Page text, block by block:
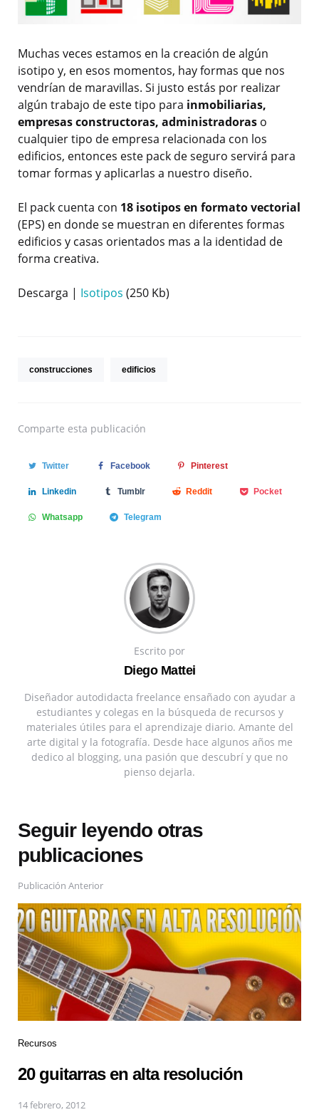
Muchas veces estamos en la creación de algún
isotipo y, en esos momentos, hay formas que nos
vendrían de maravillas. Si justo estás por realizar
algún trabajo de este tipo para inmobiliarias,
empresas constructoras, administradoras o
cualquier tipo de empresa relacionada con los
edificios, entonces este pack de seguro servirá para
tomar formas y aplicarlas a nuestro diseño.
El pack cuenta con 18 isotipos en formato vectorial
(EPS) en donde se muestran en diferentes formas
edificios y casas orientados mas a la identidad de
forma creativa.
Descarga | Isotipos (250 Kb)
construcciones edificios
Comparte esta publicación
Twitter Facebook Pinterest
Linkedin Tumblr Reddit Pocket
Whatsapp Telegram
Escrito por
Diego Mattei
Diseñador autodidacta freelance ensañado con ayudar a
estudiantes y colegas en la búsqueda de recursos y
materiales útiles para el aprendizaje diario. Amante del
arte digital y la fotografía. Desde hace algunos años me
dedico al blogging, una pasión que descubrí y que no
pienso dejarla.
Seguir leyendo otras
publicaciones
Publicación Anterior
Recursos
20 guitarras en alta resolución
14 febrero, 2012